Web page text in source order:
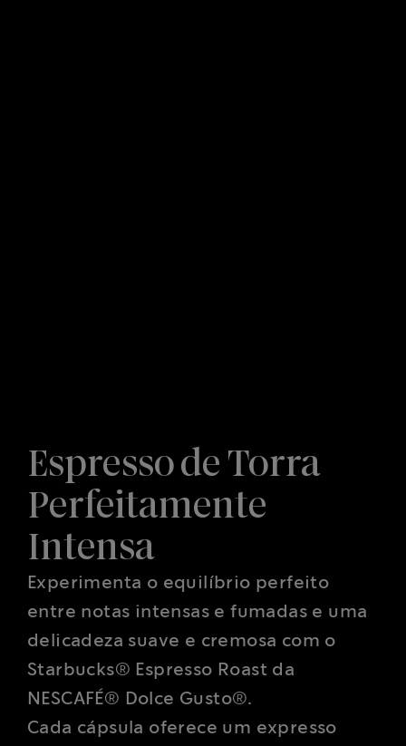
Espresso de Torra
Perfeitamente
Intensa
Experimenta o equilíbrio perfeito
entre notas intensas e fumadas e uma
delicadeza suave e cremosa com o
Starbucks® Espresso Roast da
NESCAFÉ® Dolce Gusto®.
Cada cápsula oferece um expresso